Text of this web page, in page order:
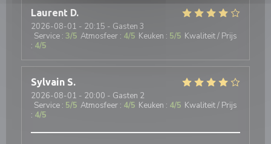
Laurent D
2026-08-01 - 20:15 - Gasten 3
Service : 3/5 Atmosfeer : 4/5 Keuken : 5/5 Kwaliteit / Prijs
: 4/5
Sylvain S
2026-08-01 - 20:00 - Gasten 2
Service : 5/5 Atmosfeer : 4/5 Keuken : 4/5 Kwaliteit / Prijs
: 4/5